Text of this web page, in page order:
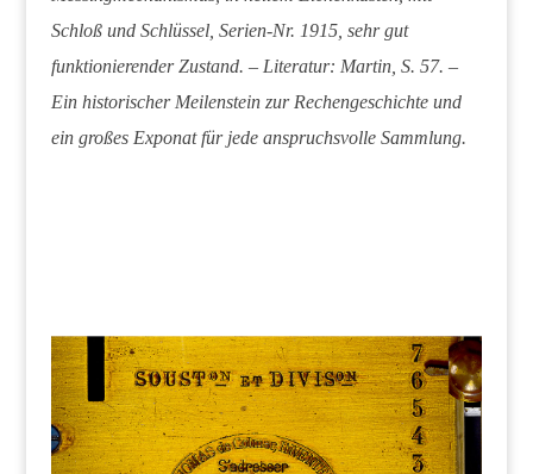
Schloß und Schlüssel, Serien-Nr. 1915, sehr gut
funktionierender Zustand. – Literatur: Martin, S. 57. –
Ein historischer Meilenstein zur Rechengeschichte und
ein großes Exponat für jede anspruchsvolle Sammlung.